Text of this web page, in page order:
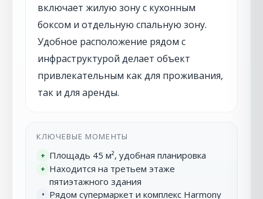
включает жилую зону с кухонным
боксом и отдельную спальную зону.
Удобное расположение рядом с
инфраструктурой делает объект
привлекательным как для проживания,
так и для аренды.
КЛЮЧЕВЫЕ МОМЕНТЫ
+ Площадь 45 м², удобная планировка
+ Находится на третьем этаже
пятиэтажного здания
• Рядом супермаркет и комплекс Harmony